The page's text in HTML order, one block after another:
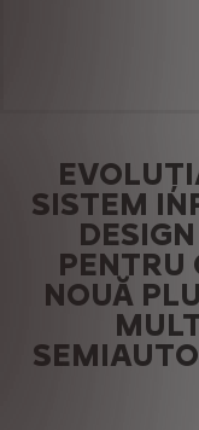
SISTEM
PENTRU
NOUĂ